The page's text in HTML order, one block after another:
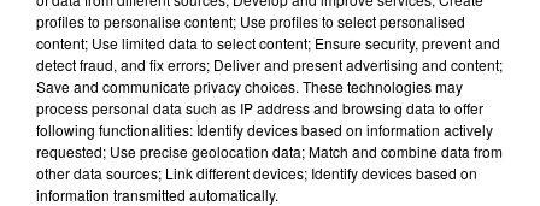
Destination Vacances - Gagnez
votre séjour en famille au cœur
de la...
profiles to personalise content; Use profiles to select personalised
content; Use limited data to select content; Ensure security, prevent and
detect fraud, and fix errors; Deliver and present advertising and content;
Save and communicate privacy choices. These technologies may
process personal data such as IP address and browsing data to offer
following functionalities: Identify devices based on information actively
requested; Use precise geolocation data; Match and combine data from
other data sources; Link different devices; Identify devices based on
information transmitted automatically.